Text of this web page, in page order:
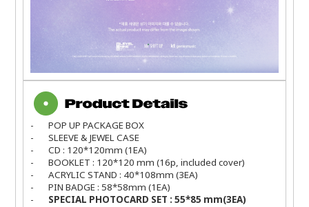
-
POP UP PACKAGE BOX
-
SLEEVE & JEWEL CASE
-
CD : 120*120mm (1EA)
-
BOOKLET : 120*120 mm (16p, included cover)
-
ACRYLIC STAND : 40*108mm (3EA)
-
PIN BADGE : 58*58mm (1EA)
-
SPECIAL PHOTOCARD SET : 55*85 mm(3EA)